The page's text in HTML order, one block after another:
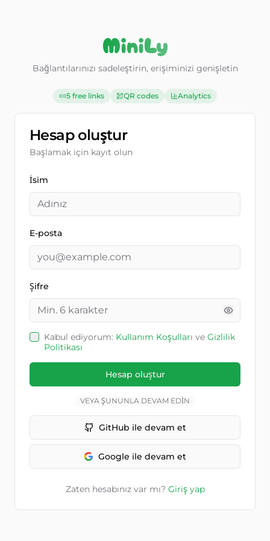
MiniLy
Bağlantılarınızı sadeleştirin, erişiminizi genişletin
5 free links QR codes Analytics
Hesap oluştur
Başlamak için kayıt olun
İsim
E-posta
Şifre
Kabul ediyorum: Kullanım Koşulları ve Gizlilik
Politikası
Hesap oluştur
VEYA ŞUNUNLA DEVAM EDIN
GitHub ile devam et
Google ile devam et
Zaten hesabınız var mı? Giriş yap